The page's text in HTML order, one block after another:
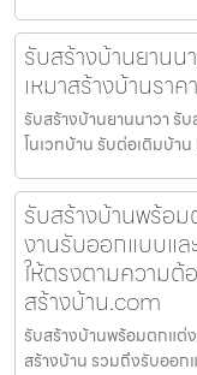
รับสร้างบ้านยาน
เหมาสร้างบ้านรา
รับสร้างบ้านยานนาวา รั
โนเวทบ้าน รับต่อเติมบ้า
รับสร้างบ้านพร้อ
งานรับออกแบบแ
ให้ตรงตามความต้
สร้างบ้าน.com
รับสร้างบ้านพร้อมตกแต่
สร้างบ้าน รวมถึงรับออ